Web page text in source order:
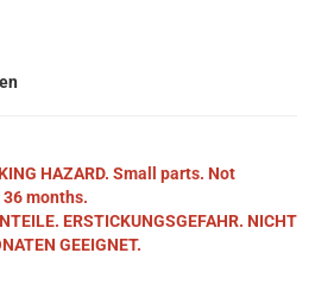
HAZARD. Small parts. Not
months.
ERSTICKUNGSGEFAHR. NICHT
GEEIGNET.